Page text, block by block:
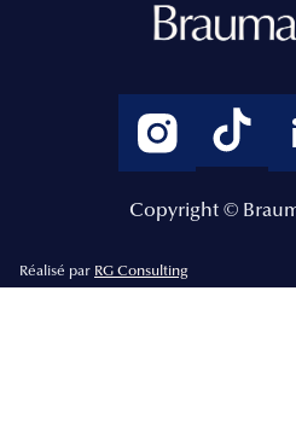
Copyright ©
Réalisé par RG Consulting